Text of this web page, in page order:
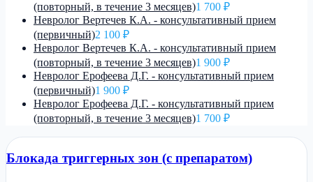
(повторный, в течение 3 месяцев)1 700 ₽
Невролог Вертечев К.А. - консультативный прием
(первичный)2 100 ₽
Невролог Вертечев К.А. - консультативный прием
(повторный, в течение 3 месяцев)1 900 ₽
Невролог Ерофеева Д.Г. - консультативный прием
(первичный)1 900 ₽
Невролог Ерофеева Д.Г. - консультативный прием
(повторный, в течение 3 месяцев)1 700 ₽
Блокада триггерных зон (с препаратом)